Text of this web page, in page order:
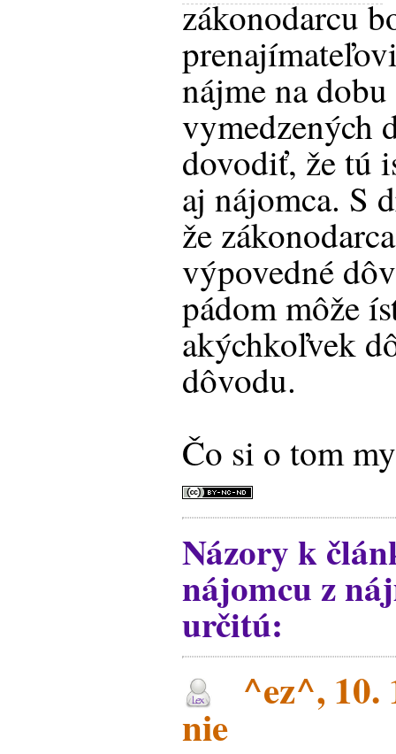
zákonodarcu
nájme na
vymedzených
dovodiť, že tú
aj nájomca. S
že
výpovedné
pádom môže
akýchkoľvek
dôvodu.
Čo si o tom
Názory k
nájomcu z
určitú:
^ez^, 10.
nie